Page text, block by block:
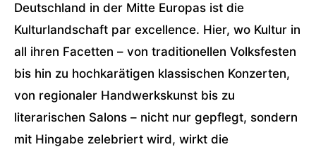
Deutschland in der Mitte Europas ist die
Kulturlandschaft par excellence. Hier, wo Kultur in
all ihren Facetten – von traditionellen Volksfesten
bis hin zu hochkarätigen klassischen Konzerten,
von regionaler Handwerkskunst bis zu
literarischen Salons – nicht nur gepflegt, sondern
mit Hingabe zelebriert wird, wirkt die